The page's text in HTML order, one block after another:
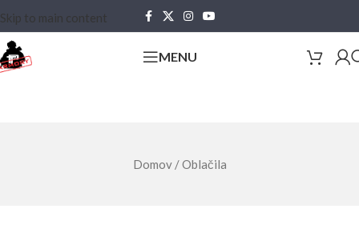
Skip to main content
MENU
Domov /Oblačila